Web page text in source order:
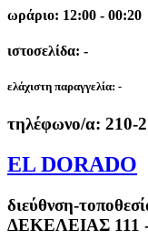
ωράριο: 12:00 - 00:20
ιστοσελίδα: -
ελάχιστη παραγγελία: -
τηλέφωνο/α: 210-
EL DORADO
διεύθνση-
ΔΕΚΕΛΕΙΑΣ